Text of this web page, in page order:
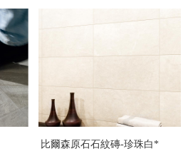
比爾森原石石紋磚-珍珠白*